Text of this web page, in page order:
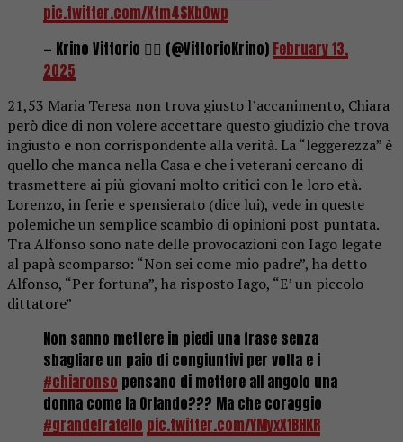
pic.twitter.com/Xtm4SKb0wp
— Krino Vittorio 🏳️‍🌈 (@VittorioKrino) February 13,
2025
21,53 Maria Teresa non trova giusto l’accanimento, Chiara
però dice di non volere accettare questo giudizio che trova
ingiusto e non corrispondente alla verità. La “leggerezza” è
quello che manca nella Casa e che i veterani cercano di
trasmettere ai più giovani molto critici con le loro età.
Lorenzo, in ferie e spensierato (dice lui), vede in queste
polemiche un semplice scambio di opinioni post puntata.
Tra Alfonso sono nate delle provocazioni con Iago legate
al papà scomparso: “Non sei come mio padre”, ha detto
Alfonso, “Per fortuna”, ha risposto Iago, “E’ un piccolo
dittatore”
Non sanno mettere in piedi una frase senza
sbagliare un paio di congiuntivi per volta e i
#chiaronso pensano di mettere all angolo una
donna come la Orlando??? Ma che coraggio
#grandefratello pic.twitter.com/YMyxX1BHKR